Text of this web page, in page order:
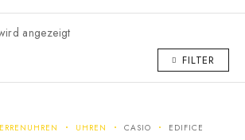
angezeigt
FILTER
UHREN CASIO EDIFICE